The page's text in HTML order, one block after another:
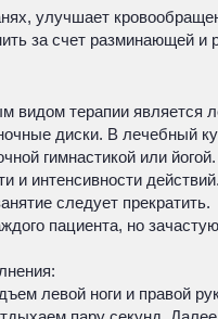
улучшает
за счет разминающей
видом терапии
диски. В лечебный
гимнастикой или йогой.
интенсивности
следует прекратить.
пациента, но
левой ноги и правой